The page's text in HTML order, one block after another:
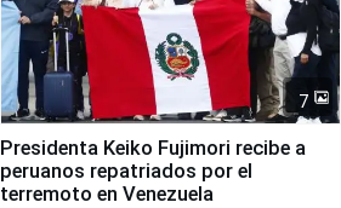
7
Presidenta Keiko Fujimori recibe a
peruanos repatriados por el
terremoto en Venezuela